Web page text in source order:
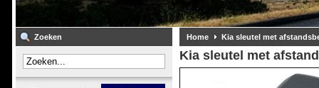
Zoeken Home Kia sleutel met
Kia sleutel met